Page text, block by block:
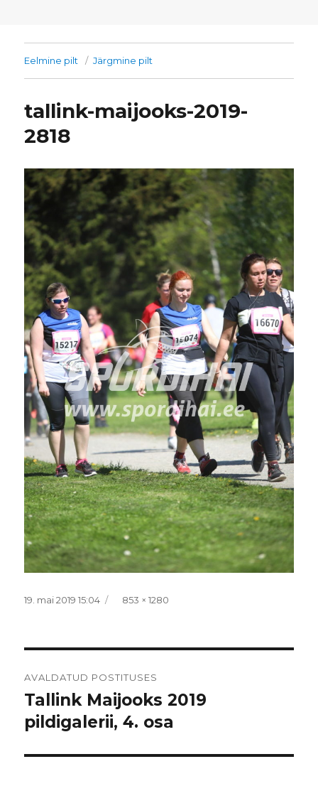
Eelmine pilt Järgmine pilt
tallink-maijooks-2019-
2818
Postitatud
19. mai 2019 15:04 Täissuurus
853 × 1280
AVALDATUD POSTITUSES
Tallink Maijooks 2019
pildigalerii, 4. osa